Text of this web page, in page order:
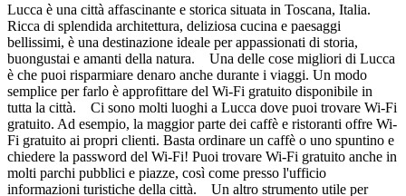
Lucca è una città affascinante e storica situata in Toscana, Italia.
Ricca di splendida architettura, deliziosa cucina e paesaggi
bellissimi, è una destinazione ideale per appassionati di storia,
buongustai e amanti della natura. Una delle cose migliori di Lucca
è che puoi risparmiare denaro anche durante i viaggi. Un modo
semplice per farlo è approfittare del Wi-Fi gratuito disponibile in
tutta la città. Ci sono molti luoghi a Lucca dove puoi trovare Wi-Fi
gratuito. Ad esempio, la maggior parte dei caffè e ristoranti offre Wi-
Fi gratuito ai propri clienti. Basta ordinare un caffè o uno spuntino e
chiedere la password del Wi-Fi! Puoi trovare Wi-Fi gratuito anche in
molti parchi pubblici e piazze, così come presso l'ufficio
informazioni turistiche della città. Un altro strumento utile per